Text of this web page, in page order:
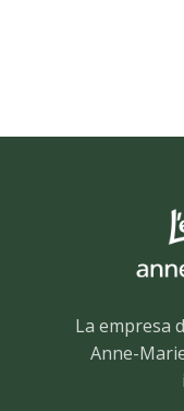
La empresa
Anne-